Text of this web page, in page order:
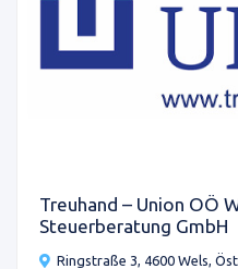
Treuhand – Union OÖ
Steuerberatung GmbH
Ringstraße 3, 4600 Wels,